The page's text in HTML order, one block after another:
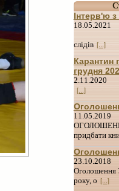
Інтерв'ю
18.05.2021
слідів [...]
Карантин
грудня
2.11.2020
[...]
11.05.2019
придбати
23.10.2018
Оголошення
року, о [...]